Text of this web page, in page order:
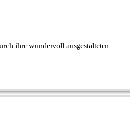
ihre wundervoll ausgestalteten